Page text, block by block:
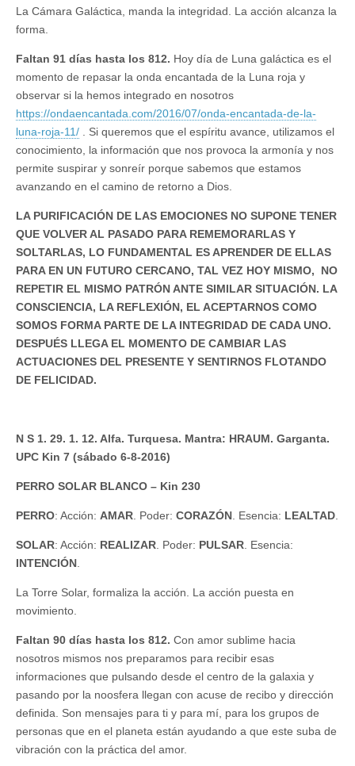
La Cámara Galáctica, manda la integridad. La acción alcanza la
forma.
Faltan 91 días hasta los 812. Hoy día de Luna galáctica es el
momento de repasar la onda encantada de la Luna roja y
observar si la hemos integrado en nosotros
https://ondaencantada.com/2016/07/onda-encantada-de-la-
luna-roja-11/ . Si queremos que el espíritu avance, utilizamos el
conocimiento, la información que nos provoca la armonía y nos
permite suspirar y sonreír porque sabemos que estamos
avanzando en el camino de retorno a Dios.
LA PURIFICACIÓN DE LAS EMOCIONES NO SUPONE TENER
QUE VOLVER AL PASADO PARA REMEMORARLAS Y
SOLTARLAS, LO FUNDAMENTAL ES APRENDER DE ELLAS
PARA EN UN FUTURO CERCANO, TAL VEZ HOY MISMO, NO
REPETIR EL MISMO PATRÓN ANTE SIMILAR SITUACIÓN. LA
CONSCIENCIA, LA REFLEXIÓN, EL ACEPTARNOS COMO
SOMOS FORMA PARTE DE LA INTEGRIDAD DE CADA UNO.
DESPUÉS LLEGA EL MOMENTO DE CAMBIAR LAS
ACTUACIONES DEL PRESENTE Y SENTIRNOS FLOTANDO
DE FELICIDAD.
N S 1. 29. 1. 12. Alfa. Turquesa. Mantra: HRAUM. Garganta.
UPC Kin 7 (sábado 6-8-2016)
PERRO SOLAR BLANCO – Kin 230
PERRO: Acción: AMAR. Poder: CORAZÓN. Esencia: LEALTAD.
SOLAR: Acción: REALIZAR. Poder: PULSAR. Esencia:
INTENCIÓN.
La Torre Solar, formaliza la acción. La acción puesta en
movimiento.
Faltan 90 días hasta los 812. Con amor sublime hacia
nosotros mismos nos preparamos para recibir esas
informaciones que pulsando desde el centro de la galaxia y
pasando por la noosfera llegan con acuse de recibo y dirección
definida. Son mensajes para ti y para mí, para los grupos de
personas que en el planeta están ayudando a que este suba de
vibración con la práctica del amor.